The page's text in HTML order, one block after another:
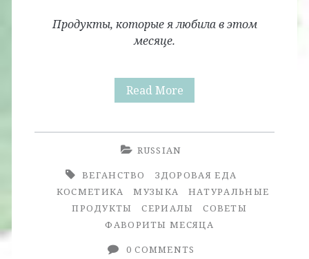
Продукты, которые я любила в этом
месяце.
Read MoreФавориты
RUSSIAN
ВЕГАНСТВО
ЗДОРОВАЯ ЕДА
КОСМЕТИКА
МУЗЫКА
НАТУРАЛЬНЫЕ
ПРОДУКТЫ
СЕРИАЛЫ
СОВЕТЫ
ФАВОРИТЫ МЕСЯЦА
0 COMMENTS